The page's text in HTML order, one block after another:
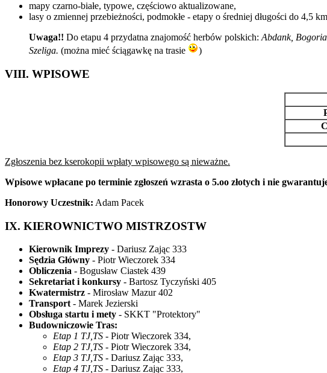
mapy czarno-białe, typowe, częściowo aktualizowane,
lasy o zmiennej przebieżności, podmokłe - etapy o średniej długości do 4,5
Uwaga!! Do etapu 4 przydatna znajomość herbów polskich:Abdank,
Szeliga. (można mieć ściągawkę na trasie )
VIII. WPISOWE
Zgłoszenia bez kserokopii wpłaty wpisowego są nieważne.
Wpisowe wpłacane po terminie zgłoszeń wzrasta o 5.oo złotych i nie
Honorowy Uczestnik: Adam Pacek
IX. KIEROWNICTWO MISTRZOSTW
Kierownik Imprezy - Dariusz Zając 333
Sędzia Główny - Piotr Wieczorek 334
Obliczenia - Bogusław Ciastek 439
Sekretariat i konkursy - Bartosz Tyczyński 405
Kwatermistrz - Mirosław Mazur 402
Transport - Marek Jezierski
Obsługa startu i mety - SKKT "Protektory"
Budowniczowie Tras:
Etap 1 TJ,TS - Piotr Wieczorek 334,
Etap 2 TJ,TS - Piotr Wieczorek 334,
Etap 3 TJ,TS - Dariusz Zając 333,
Etap 4 TJ,TS - Dariusz Zając 333,